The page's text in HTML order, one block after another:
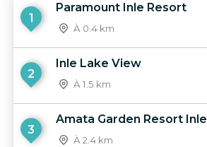
1
Paramount Inle Resort
À 0.4 km
2
Inle Lake View
À 1.5 km
3
Amata Garden Resort Inle
À 2.4 km